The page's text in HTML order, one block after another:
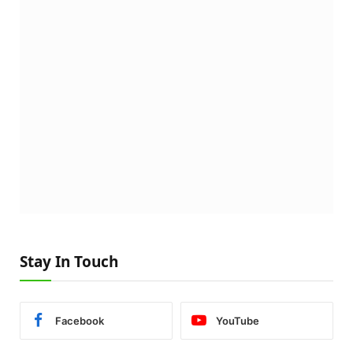
Stay In Touch
Facebook YouTube